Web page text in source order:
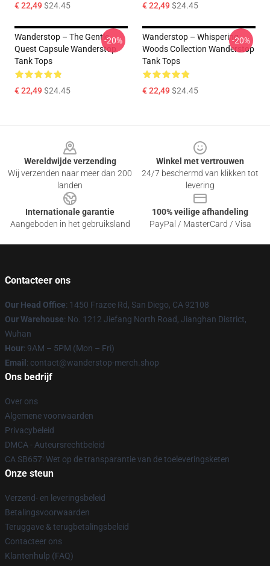
€ 22,49$24.45 € 22,49$24.45
Wanderstop – The Gentle
Quest Capsule Wanderstop
Tank Tops
€ 22,49$24.45
-20%
Wanderstop – Whispering
Woods Collection Wanderstop
Tank Tops
€ 22,49$24.45
-20%
Wereldwijde verzending
Wij verzenden naar meer dan 200
landen
Winkel met vertrouwen
24/7 beschermd van klikken tot
levering
Internationale garantie
Aangeboden in het gebruiksland
100% veilige afhandeling
PayPal / MasterCard / Visa
Contacteer ons
Our Head Office: 1450 Frazee Rd, San Diego, CA 92108
Our Warehouse: No. 1212 Jiefang North Road, Jianghan District,
Wuhan
Hour: 9AM – 5PM (Mon – Fri)
Email : contact@wanderstop-merch.shop
Ons bedrijf
Over ons
Algemene voorwaarden
Privacybeleid
DMCA - Auteursrechtbeleid
CA SB657: Wet op de transparantie van de toeleveringsketen
Onze steun
Verzend- en leveringsbeleid
Betalingsvoorwaarden
Teruggave & terugbetalingsbeleid
Contacteer ons
Klantenhulp (FAQ)